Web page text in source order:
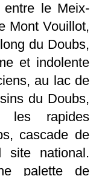
le Meix-
Mont Vouillot,
du Doubs,
et indolente
au lac de
du Doubs,
les rapides
cascade de
site national.
palette de